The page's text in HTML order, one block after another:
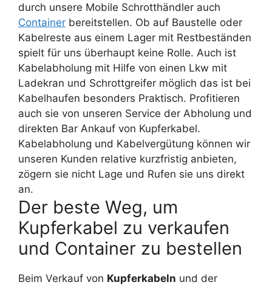
durch unsere Mobile Schrotthändler auch
Container bereitstellen. Ob auf Baustelle oder
Kabelreste aus einem Lager mit Restbeständen
spielt für uns überhaupt keine Rolle. Auch ist
Kabelabholung mit Hilfe von einen Lkw mit
Ladekran und Schrottgreifer möglich das ist bei
Kabelhaufen besonders Praktisch. Profitieren
auch sie von unseren Service der Abholung und
direkten Bar Ankauf von Kupferkabel.
Kabelabholung und Kabelvergütung können wir
unseren Kunden relative kurzfristig anbieten,
zögern sie nicht Lage und Rufen sie uns direkt
an.
Der beste Weg, um
Kupferkabel zu verkaufen
und Container zu bestellen
Beim Verkauf von Kupferkabeln und der